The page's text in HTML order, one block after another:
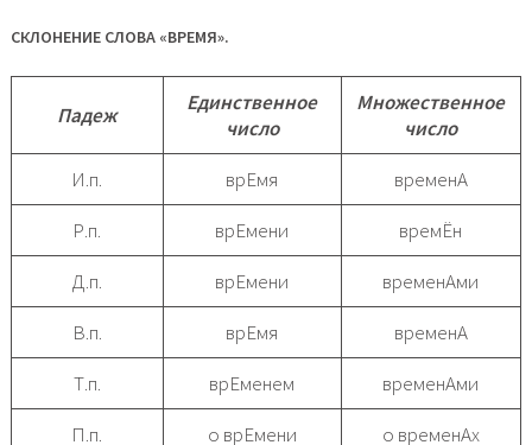
СКЛОНЕНИЕ СЛОВА «ВРЕМЯ».
Падеж
Единственное
число
Множественное
число
И.п.
врЕмя
временА
Р.п.
врЕмени
времЁн
Д.п.
врЕмени
временАми
В.п.
врЕмя
временА
Т.п.
врЕменем
временАми
П.п.
о врЕмени о временАх